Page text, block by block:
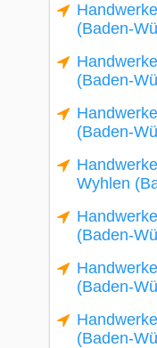
(Baden-
(Baden-
(Baden-
Wyhlen
(Baden-
(Baden-
(Baden-